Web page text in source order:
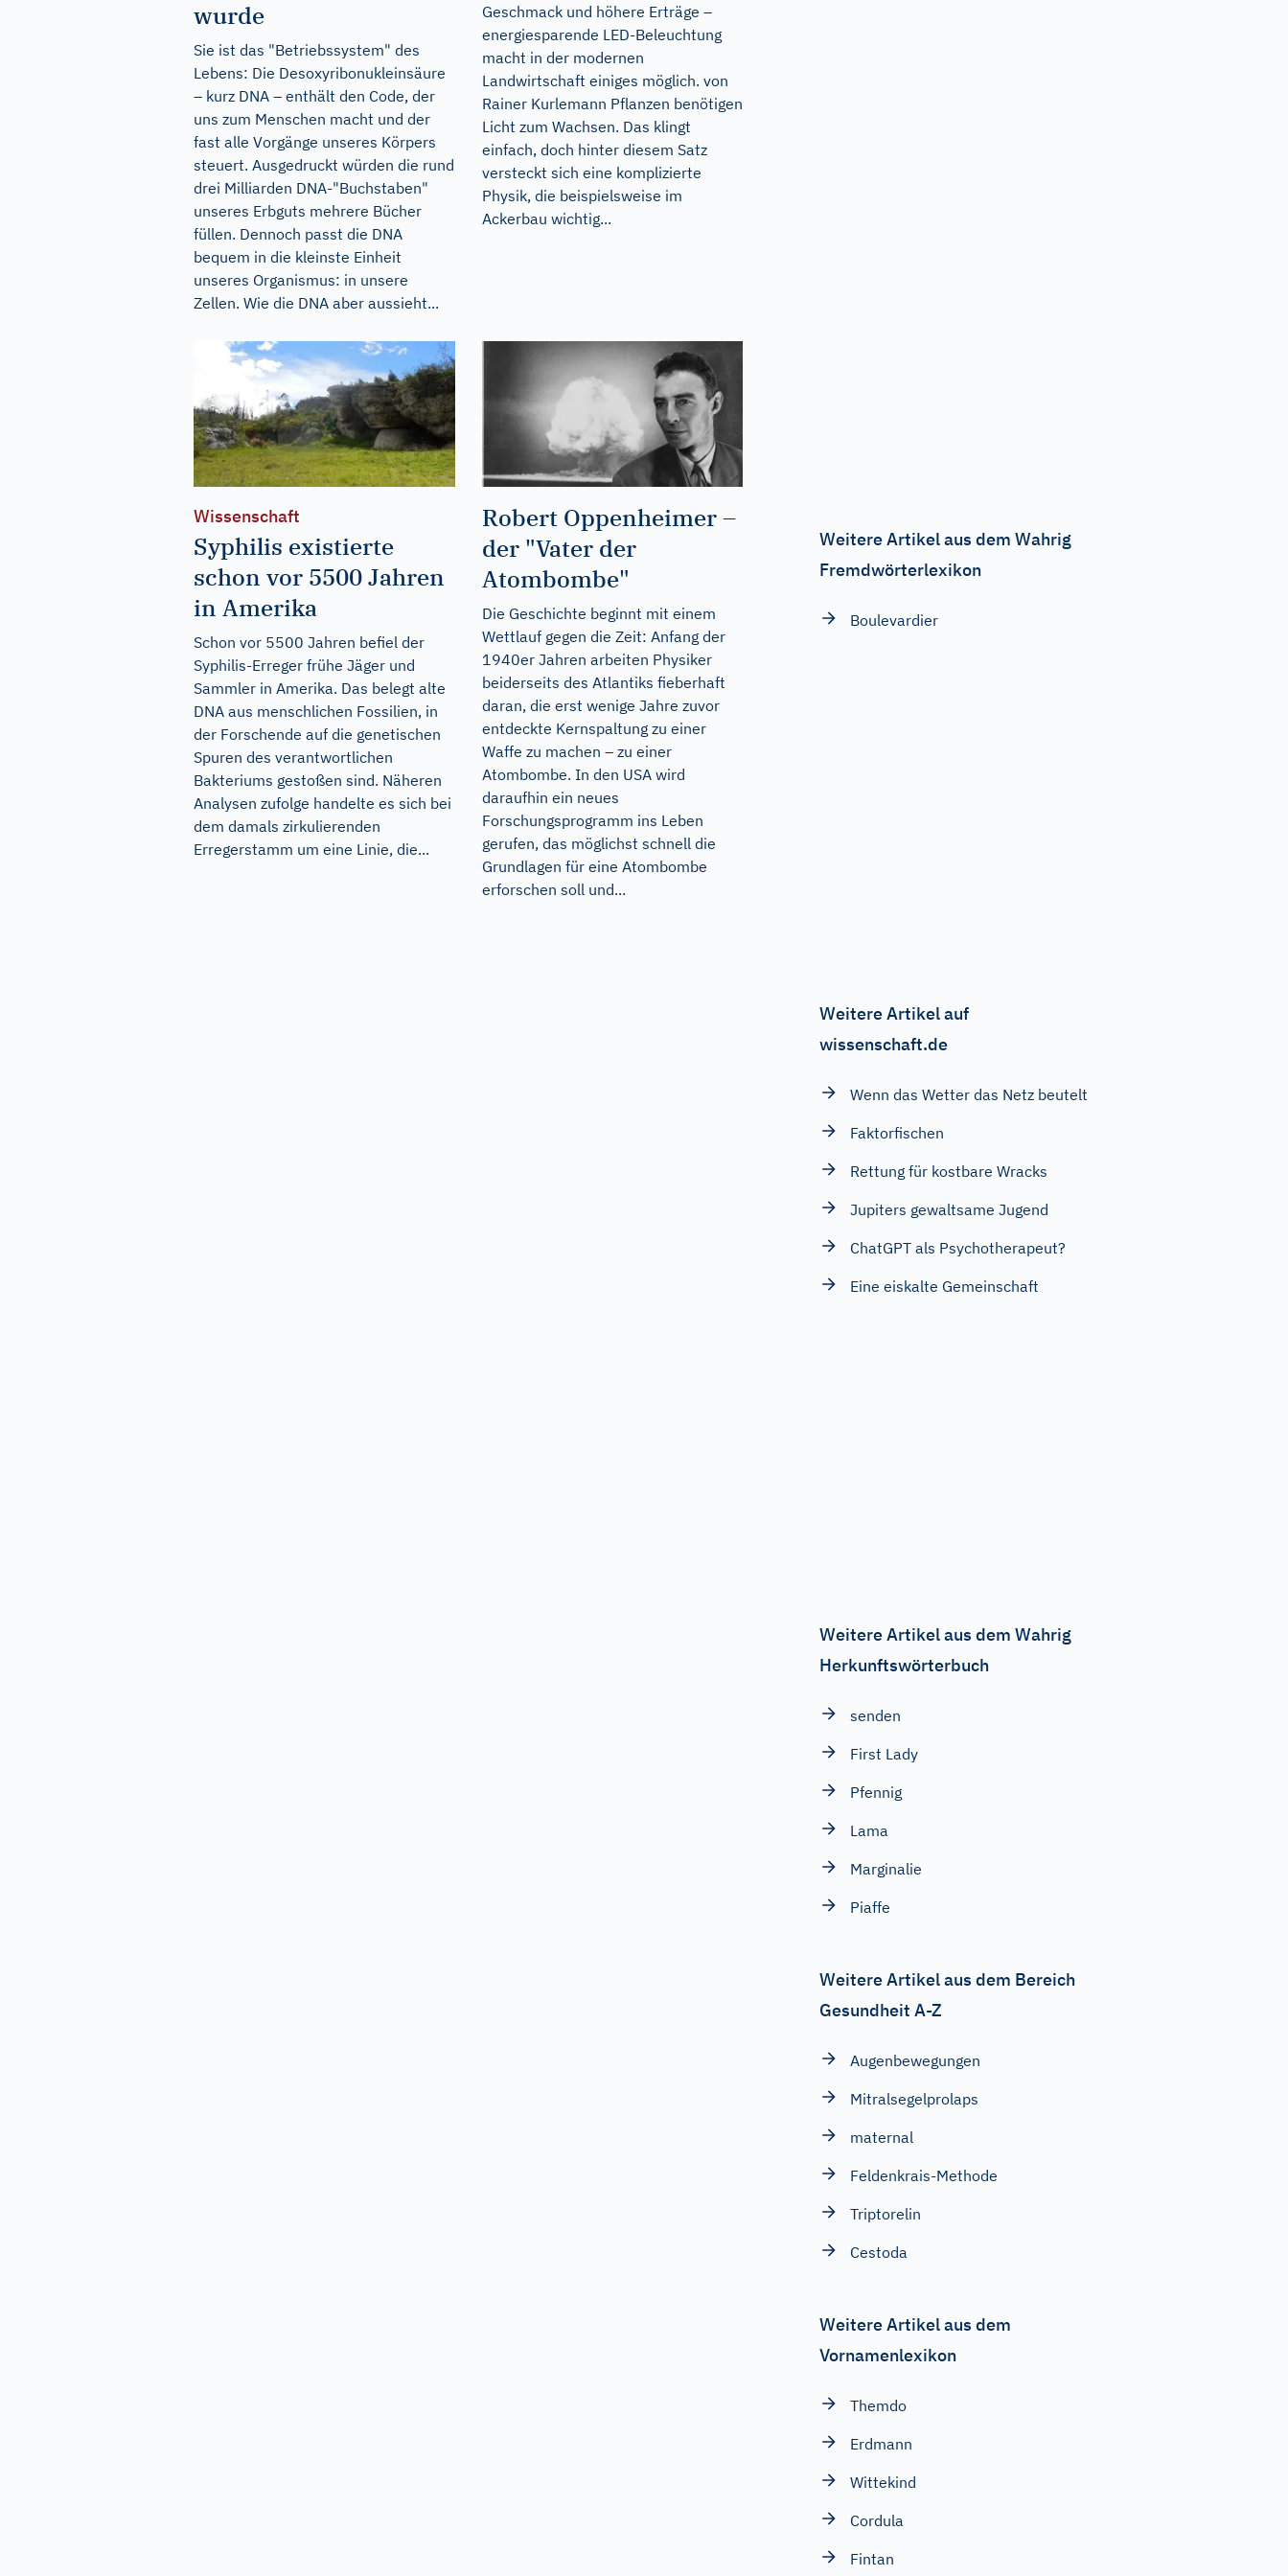
wurde
Sie ist das "Betriebssystem" des
Lebens: Die Desoxyribonukleinsäure
– kurz DNA – enthält den Code, der
uns zum Menschen macht und der
fast alle Vorgänge unseres Körpers
steuert. Ausgedruckt würden die rund
drei Milliarden DNA-"Buchstaben"
unseres Erbguts mehrere Bücher
füllen. Dennoch passt die DNA
bequem in die kleinste Einheit
unseres Organismus: in unsere
Zellen. Wie die DNA aber aussieht...
Geschmack und höhere Erträge –
energiesparende LED-Beleuchtung
macht in der modernen
Landwirtschaft einiges möglich. von
Rainer Kurlemann Pflanzen benötigen
Licht zum Wachsen. Das klingt
einfach, doch hinter diesem Satz
versteckt sich eine komplizierte
Physik, die beispielsweise im
Ackerbau wichtig...
Wissenschaft
Syphilis existierte
schon vor 5500 Jahren
in Amerika
Schon vor 5500 Jahren befiel der
Syphilis-Erreger frühe Jäger und
Sammler in Amerika. Das belegt alte
DNA aus menschlichen Fossilien, in
der Forschende auf die genetischen
Spuren des verantwortlichen
Bakteriums gestoßen sind. Näheren
Analysen zufolge handelte es sich bei
dem damals zirkulierenden
Erregerstamm um eine Linie, die...
Robert Oppenheimer –
der "Vater der
Atombombe"
Die Geschichte beginnt mit einem
Wettlauf gegen die Zeit: Anfang der
1940er Jahren arbeiten Physiker
beiderseits des Atlantiks fieberhaft
daran, die erst wenige Jahre zuvor
entdeckte Kernspaltung zu einer
Waffe zu machen – zu einer
Atombombe. In den USA wird
daraufhin ein neues
Forschungsprogramm ins Leben
gerufen, das möglichst schnell die
Grundlagen für eine Atombombe
erforschen soll und...
Weitere Artikel aus dem Wahrig
Fremdwörterlexikon
Boulevardier
Weitere Artikel auf
wissenschaft.de
Wenn das Wetter das Netz beutelt
Faktorfischen
Rettung für kostbare Wracks
Jupiters gewaltsame Jugend
ChatGPT als Psychotherapeut?
Eine eiskalte Gemeinschaft
Weitere Artikel aus dem Wahrig
Herkunftswörterbuch
senden
First Lady
Pfennig
Lama
Marginalie
Piaffe
Weitere Artikel aus dem Bereich
Gesundheit A-Z
Augenbewegungen
Mitralsegelprolaps
maternal
Feldenkrais-Methode
Triptorelin
Cestoda
Weitere Artikel aus dem
Vornamenlexikon
Themdo
Erdmann
Wittekind
Cordula
Fintan